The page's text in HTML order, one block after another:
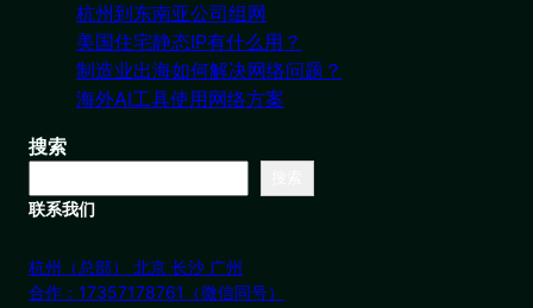
杭州到东南亚公司组网
美国住宅静态IP有什么用？
制造业出海如何解决网络问题？
海外AI工具使用网络方案
搜索
联系我们
杭州（总部） 北京 长沙 广州
合作：17357178761（微信同号）